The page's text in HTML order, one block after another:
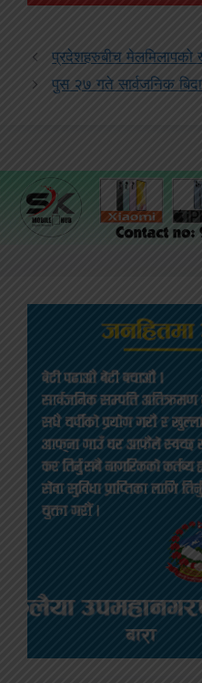
प्रदेशहरुबीच मेलमिलापको
पुस २७ गते सार्वजनिक बिदा